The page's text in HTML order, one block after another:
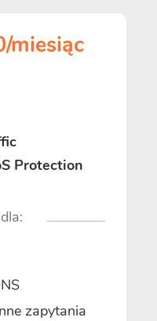
miesiąc
Protection
zapytania